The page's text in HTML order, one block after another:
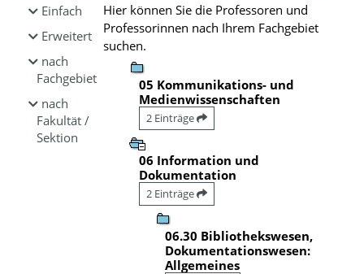
Einfach
Erweitert
nach
Fachgebiet
nach
Fakultät /
Sektion
Hier können Sie die Professoren und
Professorinnen nach Ihrem Fachgebiet
suchen.
05 Kommunikations- und
Medienwissenschaften
2 Einträge
06 Information und
Dokumentation
2 Einträge
06.30 Bibliothekswesen,
Dokumentationswesen:
Allgemeines